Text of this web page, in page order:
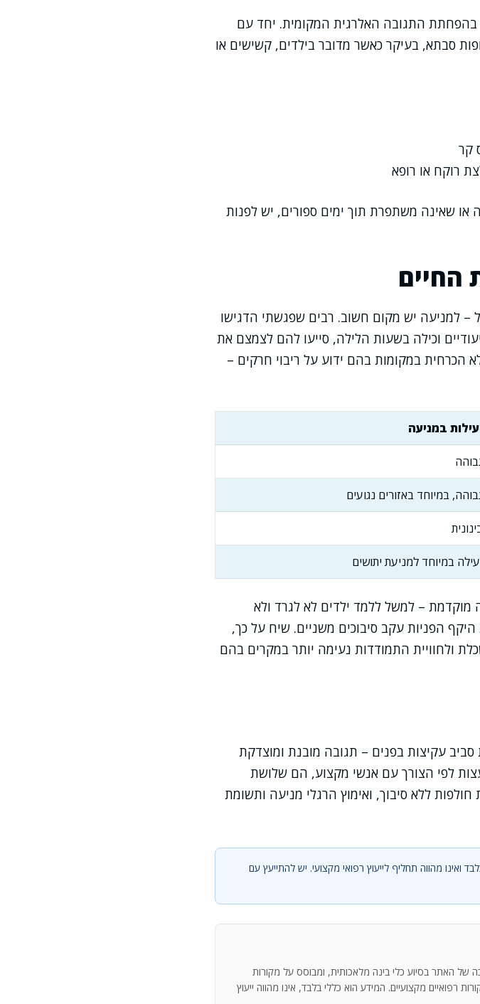
בהפחתת התגובה האלרגית המקומית. יחד עם
סבתא, בעיקר כאשר מדובר בילדים, קשישים או
קר
רוקח או רופא
שאינה משתפרת תוך ימים ספורים, יש לפנות
החיים
– למניעה יש מקום חשוב. רבים שפגשתי הדגישו
וכילה בשעות הלילה, סייעו להם לצמצם את
הכרחית במקומות בהם ידוע על ריבוי חרקים –
במניעה
במיוחד באזורים נגועים
במיוחד למניעת יתושים
– למשל ללמד ילדים לא לגרד ולא
הפניות עקב סיבוכים משניים. שיח על כך,
ולחוויית התמודדות נעימה יותר במקרים בהם
עקיצות בפנים – תגובה מובנת ומוצדקת
לפי הצורך עם אנשי מקצוע, הם שלושת
ללא סיבוך, ואימוץ הרגלי מניעה ותשומת
ואינו מהווה תחליף לייעוץ רפואי מקצועי. יש להתייעץ עם
של האתר בסיוע כלי בינה מלאכותית, ומבוסס על מקורות
רפואיים מקצועיים. המידע הוא כללי בלבד, אינו מהווה ייעוץ